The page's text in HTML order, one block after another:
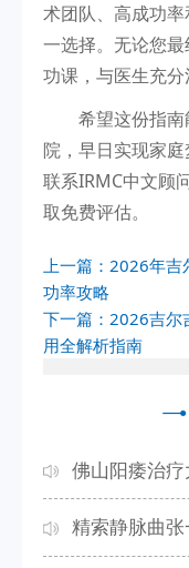
术团队、高成功
一选择。无论您
功课，与医生充分
希望这份指
院，早日实现家
联系IRMC中文顾
取免费评估。
上一篇： 2026年吉
功率攻略
下一篇： 2026吉尔
用全解析指南
佛山阳痿治
精索静脉曲